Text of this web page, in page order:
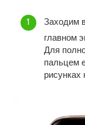
Заходим
главном
Для
пальцем
рисунках